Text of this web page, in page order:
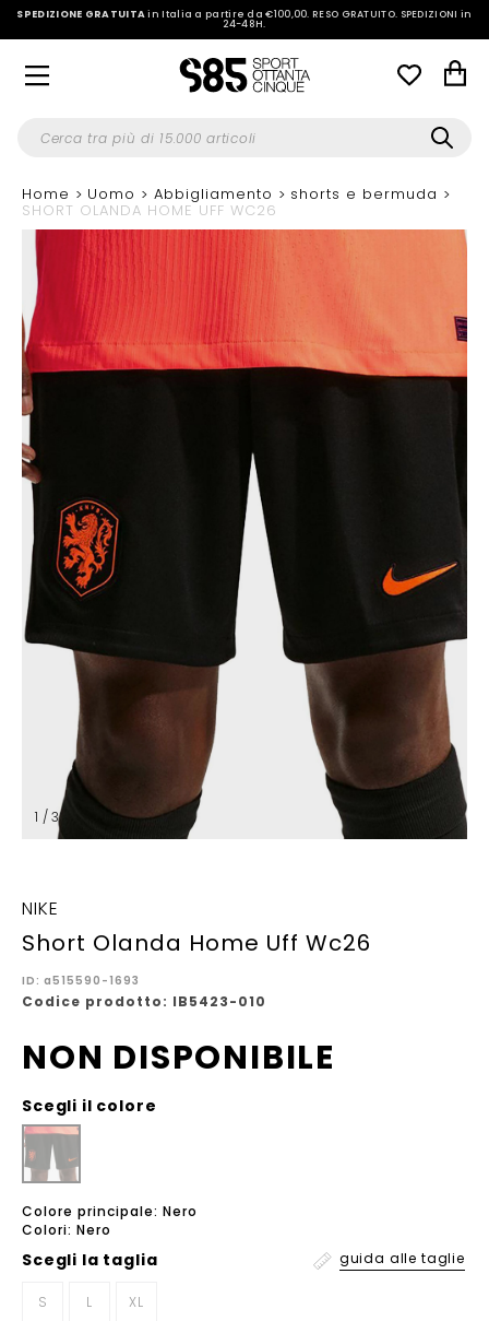
SPEDIZIONE GRATUITAin Italia a partire da €100,00.RESO GRATUITO. SPEDIZIONI in
24-48H.
Home Uomo Abbigliamento shorts e bermuda
SHORT OLANDA HOME UFF WC26
1 / 3
NIKE
Short Olanda Home Uff Wc26
ID: a515590-1693
Codice prodotto: IB5423-010
NON DISPONIBILE
Scegli il colore
Colore principale: Nero
Colori: Nero
Scegli la taglia guida alle taglie
S L XL